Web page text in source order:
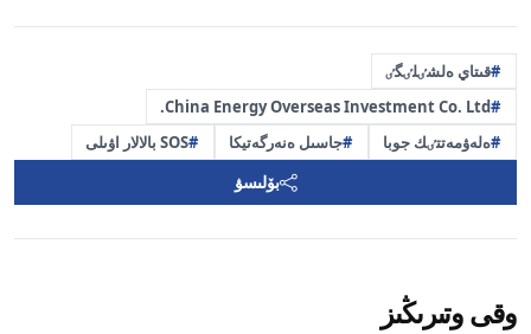
قىتاي ەلشٸلٸگٸ
China Energy Overseas Investment Co. Ltd.
ەلەۋمەتتٸك جوبا
جاسىل ەنەرگەتيكا SOS بالالار اۋىلى
بۆلىسۋ
وقى وتىرىڭىز